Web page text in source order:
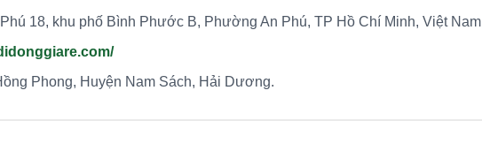
18, khu phố Bình Phước B, Phường An Phú, TP Hồ Chí Minh, Việt Nam
Phong, Huyện Nam Sách, Hải Dương.